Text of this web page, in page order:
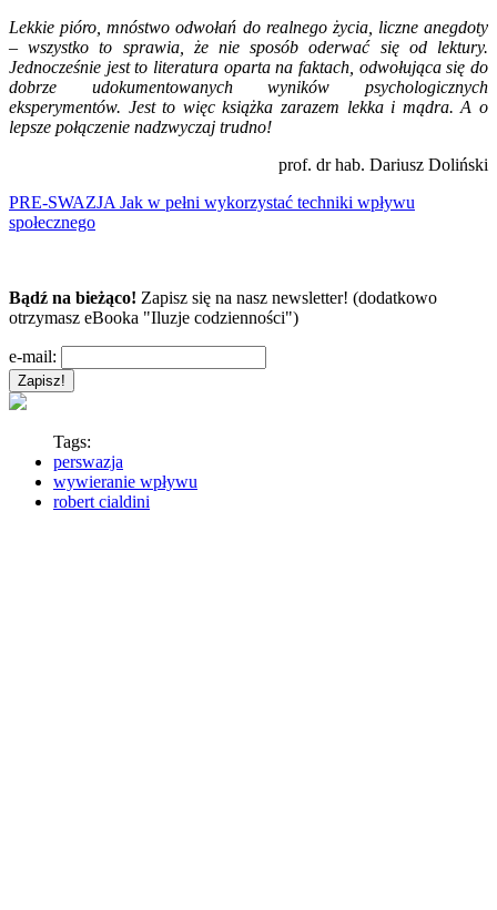
Lekkie pióro, mnóstwo odwołań do realnego życia, liczne anegdoty
– wszystko to sprawia, że nie sposób oderwać się od lektury.
Jednocześnie jest to literatura oparta na faktach, odwołująca się do
dobrze udokumentowanych wyników psychologicznych
eksperymentów. Jest to więc książka zarazem lekka i mądra. A o
lepsze połączenie nadzwyczaj trudno!
prof. dr hab. Dariusz Doliński
PRE-SWAZJA Jak w pełni wykorzystać techniki wpływu
społecznego
Bądź na bieżąco! Zapisz się na nasz newsletter! (dodatkowo
otrzymasz eBooka "Iluzje codzienności")
e-mail:
Tags:
perswazja
wywieranie wpływu
robert cialdini